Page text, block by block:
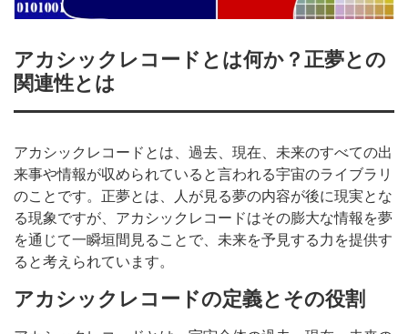
アカシックレコードとは何か？正夢との
関連性とは
アカシックレコードとは、過去、現在、未来のすべての出
来事や情報が収められていると言われる宇宙のライブラリ
のことです。正夢とは、人が見る夢の内容が後に現実とな
る現象ですが、アカシックレコードはその膨大な情報を夢
を通じて一瞬垣間見ることで、未来を予見する力を提供す
ると考えられています。
アカシックレコードの定義とその役割